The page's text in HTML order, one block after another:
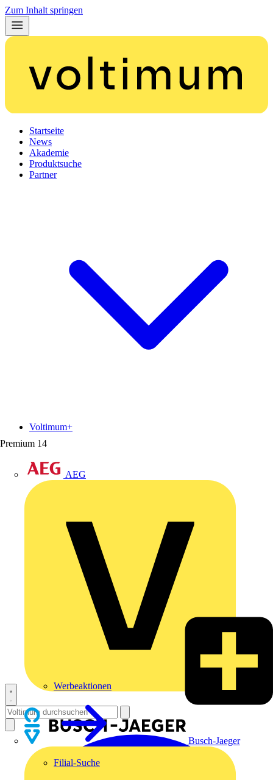
Zum Inhalt springen
Startseite
News
Akademie
Produktsuche
Partner
Premium 14
AEG
Busch-Jaeger
Voltimum+
Werbeaktionen
Filial-Suche